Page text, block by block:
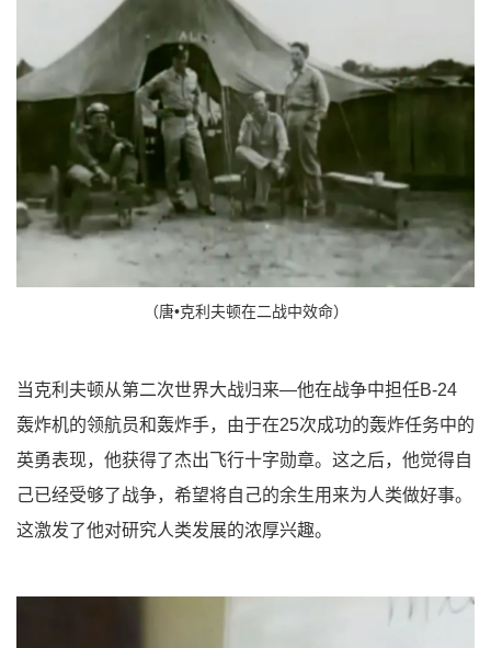
（唐•克利夫顿在二战中效命）
当克利夫顿从第二次世界大战归来—他在战争中担任B-24
轰炸机的领航员和轰炸手，由于在25次成功的轰炸任务中的
英勇表现，他获得了杰出飞行十字勋章。这之后，他觉得自
己已经受够了战争，希望将自己的余生用来为人类做好事。
这激发了他对研究人类发展的浓厚兴趣。